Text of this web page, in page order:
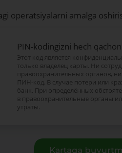
operatsiyalarni amalga
PIN-kodingizni hech
Этот код является
только владелец карты. Ни
правоохранительных органов,
ПИН-код. В случае потери или
банк. При определённых
в правоохранительные органы
утраты.
Kartaga